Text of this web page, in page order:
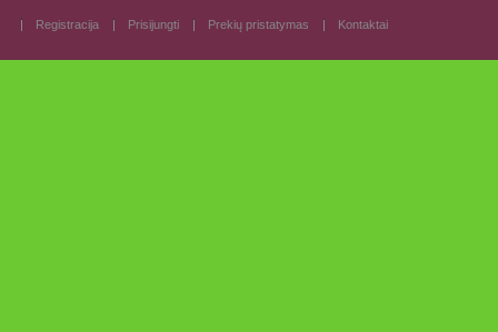
Registracija Prisijungti Prekių pristatymas Kontaktai